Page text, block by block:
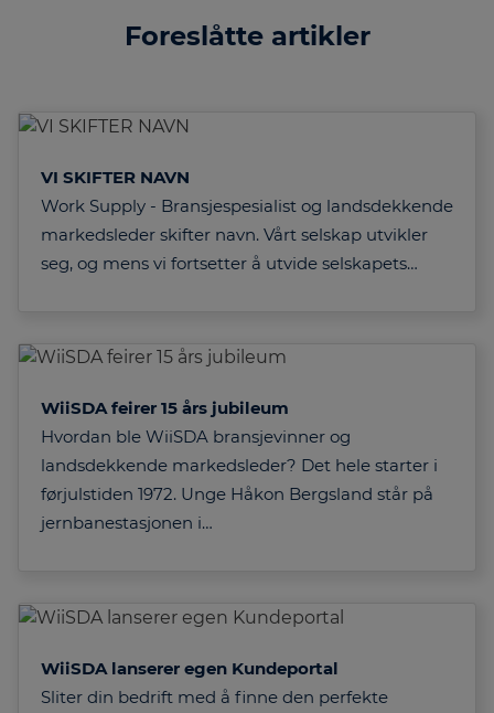
Foreslåtte artikler
VI SKIFTER NAVN
Work Supply - Bransjespesialist og landsdekkende
markedsleder skifter navn. Vårt selskap utvikler
seg, og mens vi fortsetter å utvide selskapets…
WiiSDA feirer 15 års jubileum
Hvordan ble WiiSDA bransjevinner og
landsdekkende markedsleder? Det hele starter i
førjulstiden 1972. Unge Håkon Bergsland står på
jernbanestasjonen i…
WiiSDA lanserer egen Kundeportal
Sliter din bedrift med å finne den perfekte